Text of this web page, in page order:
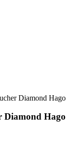
Diamond Hago
Diamond Hago